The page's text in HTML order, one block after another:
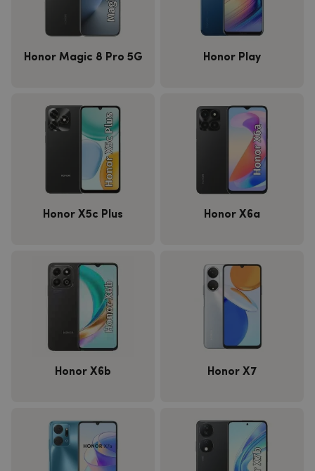
Honor Magic 8 Pro 5G Honor Play
Honor X5c Plus Honor X6a
Honor X6b Honor X7